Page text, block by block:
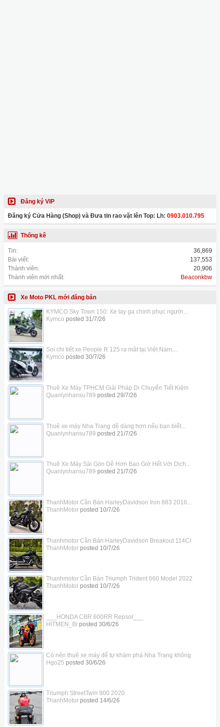
Đăng ký VIP
Đăng ký Cửa Hàng (Shop) và Đưa tin rao vặt lên Top: Lh: 0903.010.795
Thống kê
Tin:
36,869
Bài viết:
137,553
Thành viên:
20,906
Thành viên mới nhất:
Beaconkbw
Xe Moto PKL mới đăng bán
KYMCO Sky Town 150: Xe tay ga chinh phục người...
Kymco posted 31/7/26
Soi chi tiết xe People R 125 ra mắt tại Việt Nam,...
Kymco posted 30/7/26
Thuê Xe Máy TPHCM Giải Pháp Di Chuyển Tiết Kiệm
Quanlynhansu789 posted 29/7/26
Thuê xe máy Nha Trang dễ dàng hơn nếu bạn biết...
Quanlynhansu789 posted 21/7/26
Thuê Xe Máy Sài Gòn Dễ Hơn Bao Giờ Hết Với Dịch...
Quanlynhansu789 posted 21/7/26
ThanhMotor Cần Bán HarleyDavidson Iron 883 2016...
ThanhMotorposted 10/7/26
Thanhmotor Cần Bán HarleyDavidson Breakout 114CI
ThanhMotorposted 10/7/26
Thanhmotor Cần Bán Triumph Trident 660 Model 2022
ThanhMotorposted 10/7/26
___HONDA CBR 600RR Repsol___
HITMEN_Bi posted 30/6/26
Có nên thuê xe máy để tự khám phá Nha Trang không
Hgo25 posted 30/6/26
Triumph StreetTwin 900 2020
ThanhMotorposted 14/6/26